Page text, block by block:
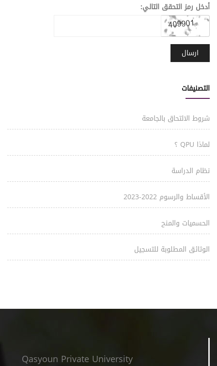
أدخل رمز التحقق التالي:
التصنيفات
شروط الالتحاق بالجامعة
لماذا QPU ؟
نظام الدراسة
الأقساط والرسوم 2022-2023
الحسميات والمنح
الوثائق المطلوبة للتسجيل
Qasyoun Private University